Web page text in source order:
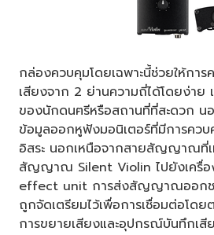
กล่องควบคุมโดยเฉพาะนี้ช่วยให้การ
เสียงจาก 2 ย่านความถี่ได้โดยง่าย
ของนักดนฅรีหรือสถานที่ที่สะดวก น
ข้อมูลออกหูฟังมอนิเตอร์ที่มีการคว
อิสระ นอกเหนือจากสายสัญญาณที่เ
สัญญาณ Silent Violin ไปยังเครื่อ
effect unit การส่งสัญญาณออกช
ถูกจัดเตรียมไว้เพื่อการเชื่อมต่อโ
การขยายเสียงและอุปกรณ์บันทึกเสี